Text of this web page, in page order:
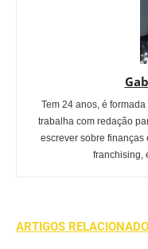
Tem 24 anos, é
trabalha com redação
escrever sobre finanças
franchising,
ARTIGOS